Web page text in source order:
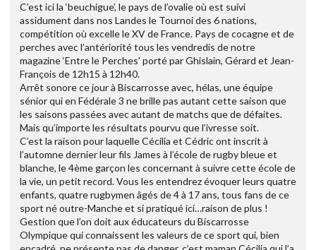
C’est ici la ‘beuchigue’, le pays de l’ovalie où est suivi
assidument dans nos Landes le Tournoi des 6 nations,
compétition où excelle le XV de France. Pays de cocagne et de
perches avec l’antériorité tous les vendredis de notre
magazine ‘Entre le Perches’ porté par Ghislain, Gérard et Jean-
François de 12h15 à 12h40.
Arrêt sonore ce jour à Biscarrosse avec, hélas, une équipe
sénior qui en Fédérale 3 ne brille pas autant cette saison que
les saisons passées avec autant de matchs que de défaites.
Mais qu’importe les résultats pourvu que l’ivresse soit.
C’est la raison pour laquelle Cécilia et Cédric ont inscrit à
l’automne dernier leur fils James à l’école de rugby bleue et
blanche, le 4ème garçon les concernant à suivre cette école de
la vie, un petit record. Vous les entendrez évoquer leurs quatre
enfants, quatre rugbymen âgés de 4 à 17 ans, tous fans de ce
sport né outre-Manche et si pratiqué ici…raison de plus !
Gestion que l’on doit aux éducateurs du Biscarrosse
Olympique qui connaissent les valeurs de ce sport qui, bien